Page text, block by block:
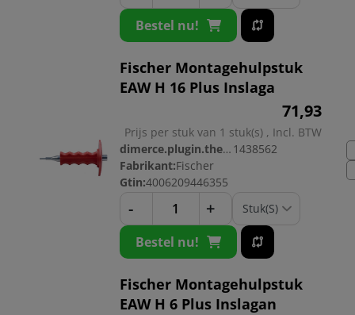
Bestel nu!
Fischer Montagehulpstuk
EAW H 16 Plus Inslaga
71,93
Prijs per stuk van 1 stuk(s) , Incl. BTW
dimerce.plugin.theme.productnr: 1438562
Fabrikant:Fischer
Gtin:4006209446355
- +
Bestel nu!
Fischer Montagehulpstuk
EAW H 6 Plus Inslagan